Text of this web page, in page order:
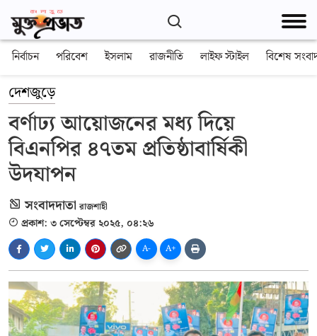
নির্বাচন পরিবেশ ইসলাম রাজনীতি লাইফ স্টাইল বিশেষ
দেশজুড়ে
বর্ণাঢ্য আয়োজনের মধ্য দিয়ে
বিএনপির ৪৭তম প্রতিষ্ঠাবার্ষিকী
উদযাপন
সংবাদদাতা রাজশাহী
প্রকাশ: ৩ সেপ্টেম্বর ২০২৫, ০৪:২৬
A- A+